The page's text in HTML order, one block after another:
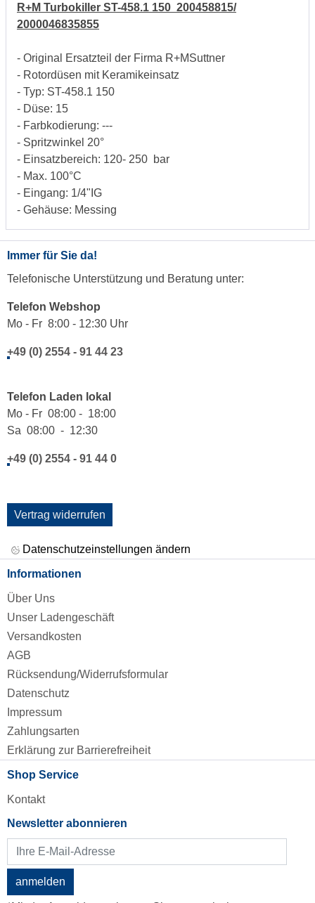
R+M Turbokiller ST-458.1 150 200458815/
2000046835855
- Original Ersatzteil der Firma R+MSuttner
- Rotordüsen mit Keramikeinsatz
- Typ: ST-458.1 150
- Düse: 15
- Farbkodierung: ---
- Spritzwinkel 20°
- Einsatzbereich: 120- 250 bar
- Max. 100°C
- Eingang: 1/4"IG
- Gehäuse: Messing
Immer für Sie da!
Telefonische Unterstützung und Beratung unter:
Telefon Webshop
Mo - Fr 8:00 - 12:30 Uhr
+49 (0) 2554 - 91 44 23
Telefon Laden lokal
Mo - Fr 08:00 - 18:00
Sa 08:00 - 12:30
+49 (0) 2554 - 91 44 0
Vertrag widerrufen
Datenschutzeinstellungen ändern
Informationen
Über Uns
Unser Ladengeschäft
Versandkosten
AGB
Rücksendung/Widerrufsformular
Datenschutz
Impressum
Zahlungsarten
Erklärung zur Barrierefreiheit
Shop Service
Kontakt
Newsletter abonnieren
anmelden